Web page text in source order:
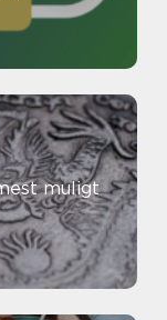
muligt